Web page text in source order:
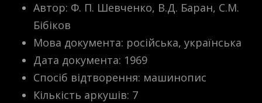
Автор: Ф. П. Шевченко, В.Д. Баран, С.М.
Бібіков
Мова документа: російська, українська
Дата документа: 1969
Спосіб відтворення: машинопис
Кількість аркушів: 7